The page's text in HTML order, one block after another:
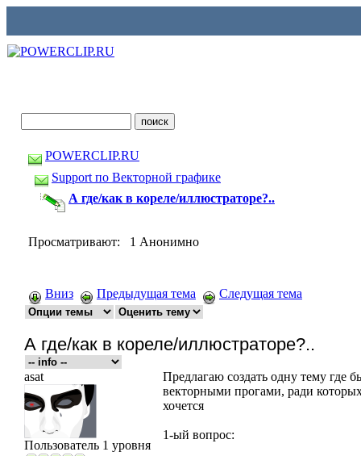
POWERCLIP.RU
Support по Векторной графике
А где/как в кореле/иллюстраторе?..
Просматривают: 1 Анонимно
Вниз Предыдущая тема Следущая тема
А где/как в кореле/иллюстраторе?..
asat
Пользователь 1 уровня
Предлагаю создать одну тему где
векторными прогами, ради
хочется
1-ый вопрос: